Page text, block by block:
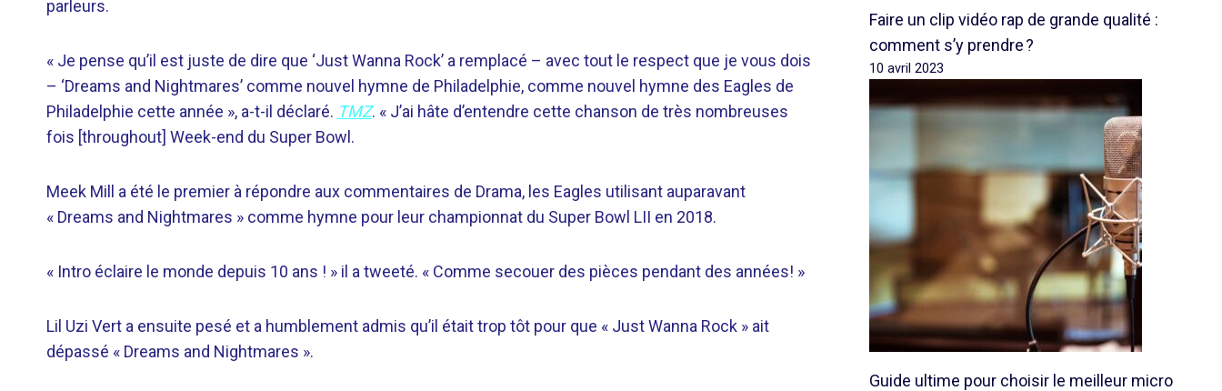
parleurs.
« Je pense qu’il est juste de dire que ‘Just Wanna Rock’ a remplacé – avec tout le respect que je vous dois
– ‘Dreams and Nightmares’ comme nouvel hymne de Philadelphie, comme nouvel hymne des Eagles de
Philadelphie cette année », a-t-il déclaré. TMZ. « J’ai hâte d’entendre cette chanson de très nombreuses
fois [throughout] Week-end du Super Bowl.
Meek Mill a été le premier à répondre aux commentaires de Drama, les Eagles utilisant auparavant
« Dreams and Nightmares » comme hymne pour leur championnat du Super Bowl LII en 2018.
« Intro éclaire le monde depuis 10 ans ! » il a tweeté. « Comme secouer des pièces pendant des années! »
Lil Uzi Vert a ensuite pesé et a humblement admis qu’il était trop tôt pour que « Just Wanna Rock » ait
dépassé « Dreams and Nightmares ».
Faire un clip vidéo rap de grande qualité :
comment s’y prendre ?
10 avril 2023
Guide ultime pour choisir le meilleur micro